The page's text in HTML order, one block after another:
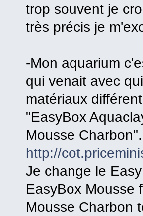
trop souvent je
très précis je
-Mon aquarium
qui venait avec
matériaux
"EasyBox
Mousse
http://
Je change le
EasyBox Mousse
Mousse Charbon